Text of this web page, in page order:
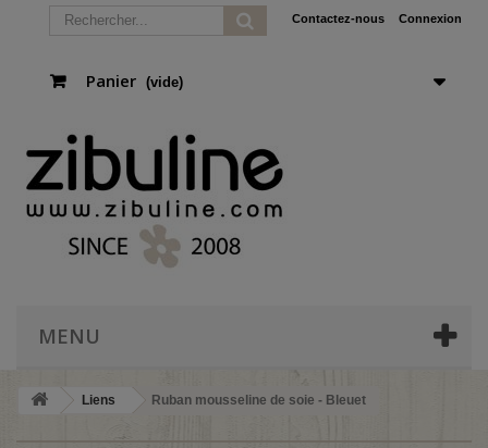
Connexion
Contactez-nous
Panier (vide)
MENU
Liens Ruban mousseline de soie - Bleuet